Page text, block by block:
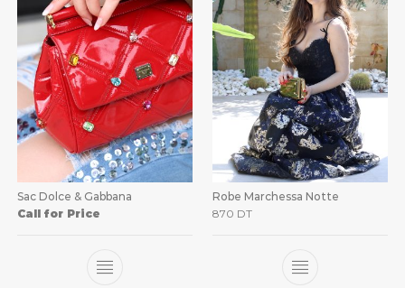
Sac Dolce & Gabbana
Call for Price
Robe Marchessa Notte
870 DT